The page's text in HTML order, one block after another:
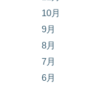
10月
9月
8月
7月
6月